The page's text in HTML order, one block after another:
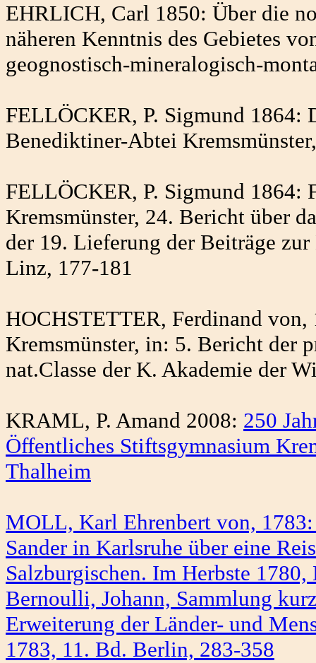
EHRLICH, Carl 1850: Über die
näheren Kenntnis des Gebietes
geognostisch-mineralogisch-
FELLÖCKER, P. Sigmund 1864:
Benediktiner-Abtei
FELLÖCKER, P. Sigmund 1864:
Kremsmünster, 24. Bericht über
der 19. Lieferung der Beiträge
Linz, 177-181
HOCHSTETTER, Ferdinand
Kremsmünster, in: 5. Bericht der
nat.Classe der K. Akademie der
KRAML, P. Amand 2008: 250
Öffentliches Stiftsgymnasium
Thalheim
MOLL, Karl Ehrenbert von,
Sander in Karlsruhe über eine
Salzburgischen. Im Herbste
Bernoulli, Johann, Sammlung
Erweiterung der Länder- und
1783, 11. Bd. Berlin, 283-358